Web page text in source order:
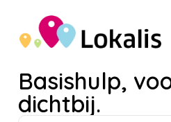
Basishulp,
dichtbij.